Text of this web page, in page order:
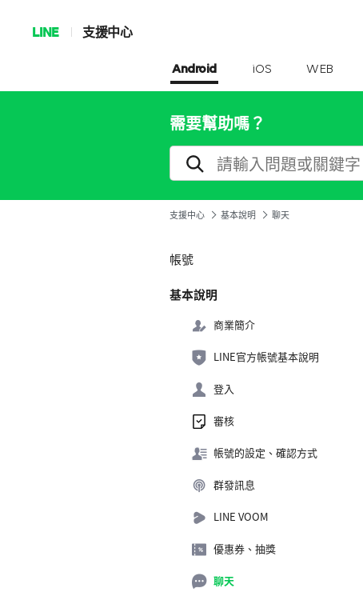
LINE 支援中心
Android iOS WEB
需要幫助嗎？
支援中心 基本說明 聊天
帳號
基本說明
商業簡介
LINE官方帳號基本說明
登入
審核
帳號的設定、確認方式
群發訊息
LINE VOOM
優惠券、抽獎
聊天